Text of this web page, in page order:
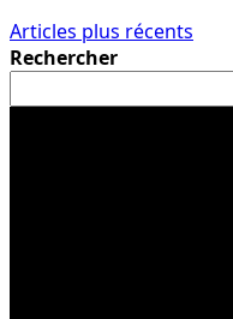
Navigation
des
articles
Articles plus récents
Rechercher